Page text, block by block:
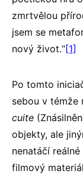
zmrtvělou
jsem se
nový život.“[1]
Po tomto
sebou v témže
cuite
objekty, ale
nenatáčí
filmový